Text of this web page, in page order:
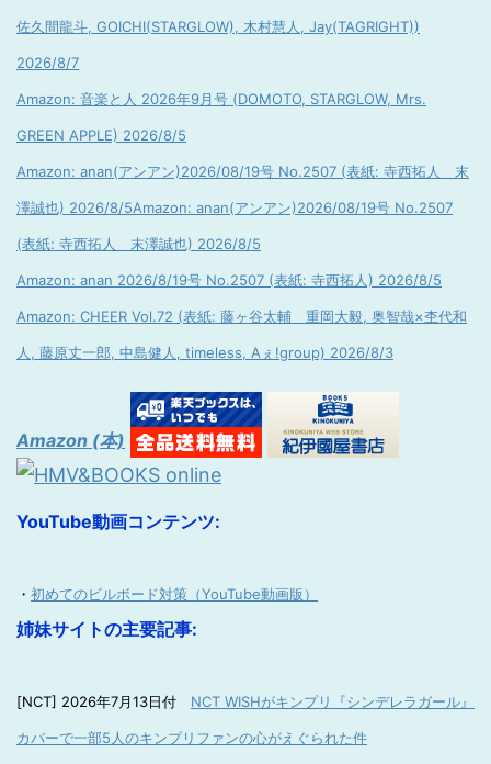
佐久間龍斗, GOICHI(STARGLOW), 木村慧人, Jay(TAGRIGHT))
2026/8/7
Amazon: 音楽と人 2026年9月号 (DOMOTO, STARGLOW, Mrs.
GREEN APPLE) 2026/8/5
Amazon: anan(アンアン)2026/08/19号 No.2507 (表紙: 寺西拓人 末
澤誠也) 2026/8/5Amazon: anan(アンアン)2026/08/19号 No.2507
(表紙: 寺西拓人 末澤誠也) 2026/8/5
Amazon: anan 2026/8/19号 No.2507 (表紙: 寺西拓人) 2026/8/5
Amazon: CHEER Vol.72 (表紙: 藤ヶ谷太輔 重岡大毅, 奥智哉×杢代和
人, 藤原丈一郎, 中島健人, timeless, Aぇ!group) 2026/8/3
Amazon (本)
YouTube動画コンテンツ:
・ 初めてのビルボード対策（YouTube動画版）
姉妹サイトの主要記事:
[NCT] 2026年7月13日付 NCT WISHがキンプリ『シンデレラガール』
カバーで一部5人のキンプリファンの心がえぐられた件